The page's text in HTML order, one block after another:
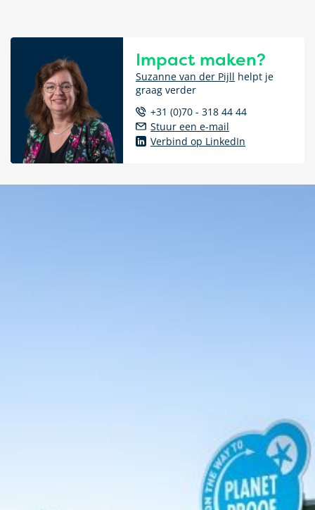
Impact maken?
Suzanne van der Pijll helpt je
graag verder
+31 (0)70 - 318 44 44
Stuur een e-mail
Verbind op LinkedIn